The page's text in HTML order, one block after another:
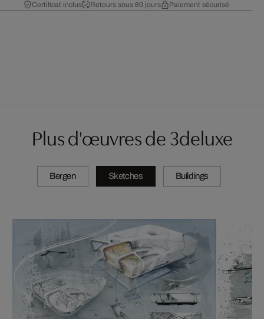
Certificat inclus Retours sous 60 jours Paiement sécurisé
Plus d'œuvres de 3deluxe
Bergen Sketches Buildings